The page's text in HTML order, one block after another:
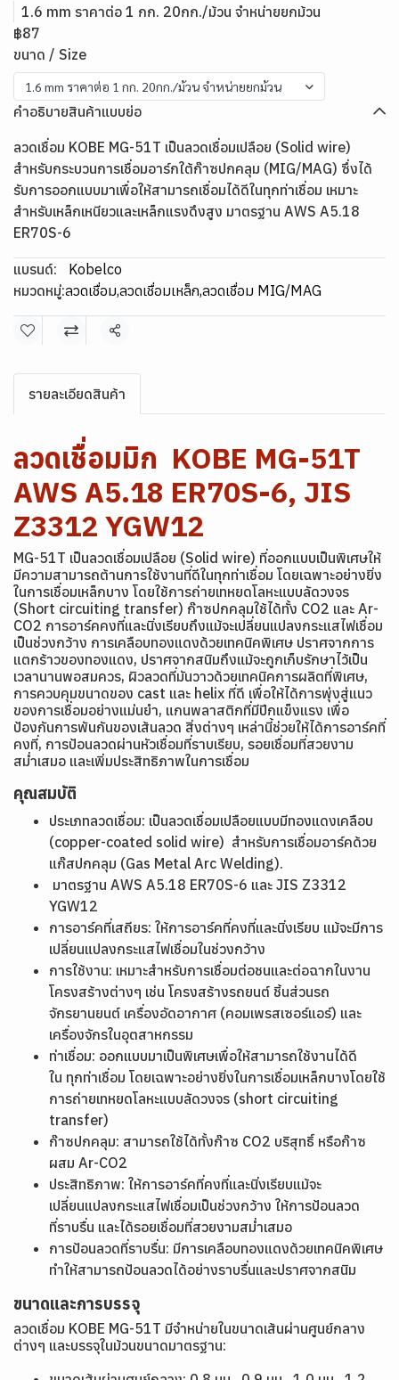
1.6 mm ราคาต่อ 1 กก. 20กก./ม้วน จำหน่ายยกม้วน
฿87
ขนาด / Size
1.6 mm ราคาต่อ 1 กก. 20กก./ม้วน จำหน่ายยกม้วน
คำอธิบายสินค้าแบบย่อ
ลวดเชื่อม KOBE MG-51T เป็นลวดเชื่อมเปลือย (Solid wire)
สำหรับกระบวนการเชื่อมอาร์กใต้ก๊าซปกคลุม (MIG/MAG) ซึ่งได้
รับการออกแบบมาเพื่อให้สามารถเชื่อมได้ดีในทุกท่าเชื่อม เหมาะ
สำหรับเหล็กเหนียวและเหล็กแรงดึงสูง มาตรฐาน AWS A5.18
ER70S-6
แบรนด์:
Kobelco
หมวดหมู่:ลวดเชื่อม,ลวดเชื่อมเหล็ก,ลวดเชื่อม MIG/MAG
แชร์
รายละเอียดสินค้า
ลวดเชื่อมมิก KOBE MG-51T
AWS A5.18 ER70S-6, JIS
Z3312 YGW12
MG-51T เป็นลวดเชื่อมเปลือย (Solid wire) ที่ออกแบบเป็นพิเศษให้
มีความสามารถต้านการใช้งานที่ดีในทุกท่าเชื่อม โดยเฉพาะอย่างยิ่ง
ในการเชื่อมเหล็กบาง โดยใช้การถ่ายเทหยดโลหะแบบลัดวงจร
(Short circuiting transfer) ก๊าซปกคลุมใช้ได้ทั้ง CO2 และ Ar-
CO2 การอาร์คคงที่และนิ่งเรียบถึงแม้จะเปลี่ยนแปลงกระแสไฟเชื่อม
เป็นช่วงกว้าง การเคลือบทองแดงด้วยเทคนิคพิเศษ ปราศจากการ
แตกร้าวของทองแดง, ปราศจากสนิมถึงแม้จะถูกเก็บรักษาไว้เป็น
เวลานานพอสมควร, ผิวลวดที่มันวาวด้วยเทคนิคการผลิตที่พิเศษ,
การควบคุมขนาดของ cast และ helix ที่ดี เพื่อให้ได้การพุ่งสู่แนว
ของการเชื่อมอย่างแม่นยำ, แกนพลาสติกที่มีปีกแข็งแรง เพื่อ
ป้องกันการพันกันของเส้นลวด สิ่งต่างๆ เหล่านี้ช่วยให้ได้การอาร์คที่
คงที่, การป้อนลวดผ่านหัวเชื่อมที่ราบเรียบ, รอยเชื่อมที่สวยงาม
สม่ำเสมอ และเพิ่มประสิทธิภาพในการเชื่อม
คุณสมบัติ
ประเภทลวดเชื่อม: เป็นลวดเชื่อมเปลือยแบบมีทองแดงเคลือบ
(copper-coated solid wire) สำหรับการเชื่อมอาร์คด้วย
แก๊สปกคลุม (Gas Metal Arc Welding).
มาตรฐาน AWS A5.18 ER70S-6 และ JIS Z3312
YGW12
การอาร์คที่เสถียร: ให้การอาร์คที่คงที่และนิ่งเรียบ แม้จะมีการ
เปลี่ยนแปลงกระแสไฟเชื่อมในช่วงกว้าง
การใช้งาน: เหมาะสำหรับการเชื่อมต่อชนและต่อฉากในงาน
โครงสร้างต่างๆ เช่น โครงสร้างรถยนต์ ชิ้นส่วนรถ
จักรยานยนต์ เครื่องอัดอากาศ (คอมเพรสเซอร์แอร์) และ
เครื่องจักรในอุตสาหกรรม
ท่าเชื่อม: ออกแบบมาเป็นพิเศษเพื่อให้สามารถใช้งานได้ดี
ใน ทุกท่าเชื่อม โดยเฉพาะอย่างยิ่งในการเชื่อมเหล็กบางโดยใช้
การถ่ายเทหยดโลหะแบบลัดวงจร (short circuiting
transfer)
ก๊าซปกคลุม: สามารถใช้ได้ทั้งก๊าซ CO2 บริสุทธิ์ หรือก๊าซ
ผสม Ar-CO2
ประสิทธิภาพ: ให้การอาร์คที่คงที่และนิ่งเรียบแม้จะ
เปลี่ยนแปลงกระแสไฟเชื่อมเป็นช่วงกว้าง ให้การป้อนลวด
ที่ราบรื่น และได้รอยเชื่อมที่สวยงามสม่ำเสมอ
การป้อนลวดที่ราบรื่น: มีการเคลือบทองแดงด้วยเทคนิคพิเศษ
ทำให้สามารถป้อนลวดได้อย่างราบรื่นและปราศจากสนิม
ขนาดและการบรรจุ
ลวดเชื่อม KOBE MG-51T มีจำหน่ายในขนาดเส้นผ่านศูนย์กลาง
ต่างๆ และบรรจุในม้วนขนาดมาตรฐาน: